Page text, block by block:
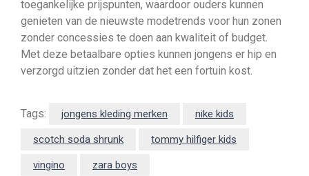
toegankelijke prijspunten, waardoor ouders kunnen
genieten van de nieuwste modetrends voor hun zonen
zonder concessies te doen aan kwaliteit of budget.
Met deze betaalbare opties kunnen jongens er hip en
verzorgd uitzien zonder dat het een fortuin kost.
Tags: jongens kleding merken nike kids
scotch soda shrunk tommy hilfiger kids
vingino zara boys